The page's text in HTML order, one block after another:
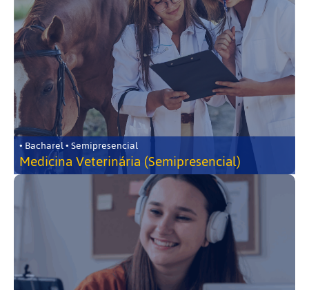
• Bacharel • Semipresencial
Medicina Veterinária (Semipresencial)